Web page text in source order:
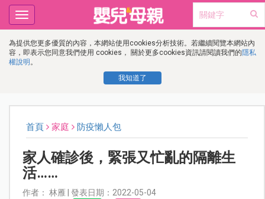
為提供您更多優質的內容，本網站使用cookies分析技術。若繼續閱覽本網站內
容，即表示您同意我們使用 cookies， 關於更多cookies資訊請閱讀我們的隱私
權說明 。
我知道了
Toggle
navigation
首頁 家庭 防疫懶人包
家人確診後，緊張又忙亂的隔離生
活……
作者： 林雁 | 發表日期：2022-05-04